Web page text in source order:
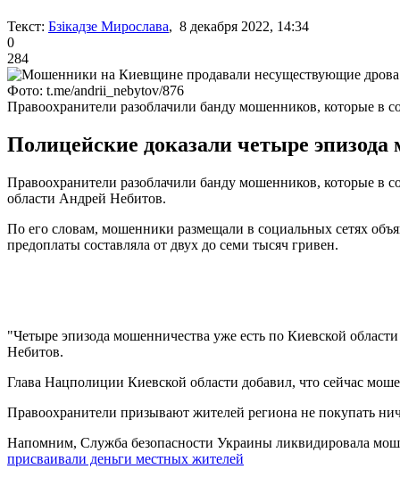
Текст: Бзікадзе Мирослава, 8 декабря 2022, 14:34
0
284
Фото: t.me/andrii_nebytov/876
Правоохранители разоблачили банду мошенников, которые в
Полицейские доказали четыре
Правоохранители разоблачили банду мошенников, которые в
области Андрей Небитов.
По его словам, мошенники размещали в социальных сетях
предоплаты составляла от двух до семи тысяч гривен.
"Четыре эпизода мошенничества уже есть по Киевской
Небитов.
Глава Нацполиции Киевской области добавил, что сейчас
Правоохранители призывают жителей региона не покупать
Напомним, Служба безопасности Украины ликвидировала
присваивали деньги местных жителей